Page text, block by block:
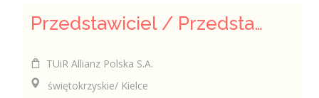
Przedstawiciel / Przedstawicielka ds. sprzedaży ubezpieczeń majątkowych
TUiR Allianz Polska S.A.
świętokrzyskie/ Kielce